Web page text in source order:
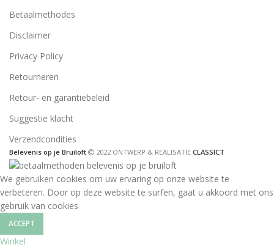
Betaalmethodes
Disclaimer
Privacy Policy
Retourneren
Retour- en garantiebeleid
Suggestie klacht
Verzendcondities
Belevenis op je Bruiloft 2022 ONTWERP & REALISATIE CLASSICT
We gebruiken cookies om uw ervaring op onze website te
verbeteren. Door op deze website te surfen, gaat u akkoord met ons
gebruik van cookies
ACCEPT
Winkel